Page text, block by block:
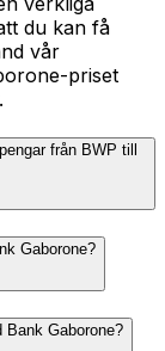
du kan få
vår
priset
från BWP till
Gaborone?
Gaborone?